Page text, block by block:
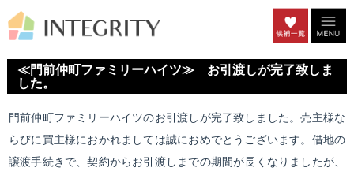
≪門前仲町ファミリーハイツ≫ お引渡しが完了致しま
した。
門前仲町ファミリーハイツのお引渡しが完了致しました。売主様な
らびに買主様におかれましては誠におめでとうございます。借地の
譲渡手続きで、契約からお引渡しまでの期間が長くなりましたが、